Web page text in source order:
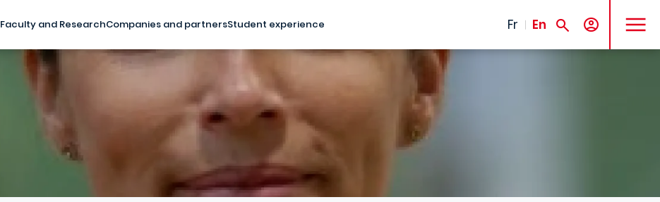
Faculty and ResearchCompanies and partnersStudent experience Fr En
MENU